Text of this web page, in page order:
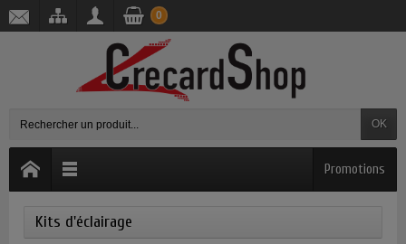
OK
0
Promotions
Kits d'éclairage